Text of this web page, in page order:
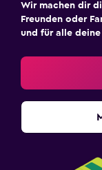
Wir machen dir
Freunden oder
und für alle